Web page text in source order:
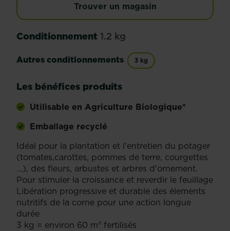
Trouver un magasin
Conditionnement 1.2 kg
Autres conditionnements 3 kg
Les bénéfices produits
Utilisable en Agriculture Biologique*
Emballage recyclé
Idéal pour la plantation et l'entretien du potager
(tomates,carottes, pommes de terre, courgettes
...), des fleurs, arbustes et arbres d'ornement.
Pour stimuler la croissance et reverdir le feuillage
Libération progressive et durable des élements
nutritifs de la corne pour une action longue
durée
3 kg = environ 60 m² fertilisés